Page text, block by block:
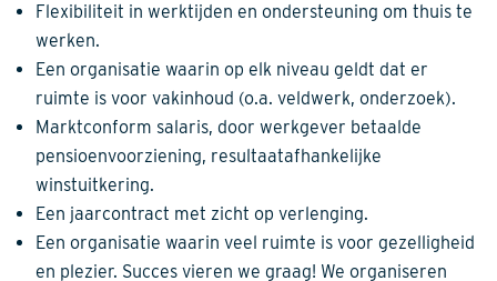
Flexibiliteit in werktijden en ondersteuning om thuis te
werken.
Een organisatie waarin op elk niveau geldt dat er
ruimte is voor vakinhoud (o.a. veldwerk, onderzoek).
Marktconform salaris, door werkgever betaalde
pensioenvoorziening, resultaatafhankelijke
winstuitkering.
Een jaarcontract met zicht op verlenging.
Een organisatie waarin veel ruimte is voor gezelligheid
en plezier. Succes vieren we graag! We organiseren